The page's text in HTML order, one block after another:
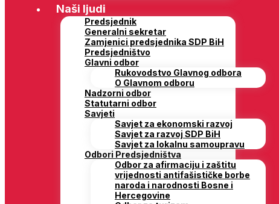
Naši ljudi
Predsjednik
Generalni sekretar
Zamjenici predsjednika SDP BiH
Predsjedništvo
Glavni odbor
Rukovodstvo Glavnog odbora
O Glavnom odboru
Nadzorni odbor
Statutarni odbor
Savjeti
Savjet za ekonomski razvoj
Savjet za razvoj SDP BiH
Savjet za lokalnu samoupravu
Odbori Predsjedništva
Odbor za afirmaciju i zaštitu
vrijednosti antifašističke borbe
naroda i narodnosti Bosne i
Hercegovine